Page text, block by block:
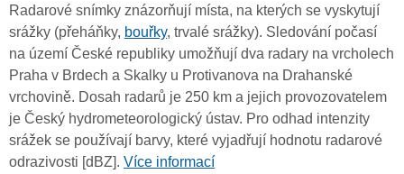
Radarové snímky znázorňují místa, na kterých se vyskytují
srážky (přeháňky, bouřky, trvalé srážky). Sledování počasí
na území České republiky umožňují dva radary na vrcholech
Praha v Brdech a Skalky u Protivanova na Drahanské
vrchovině. Dosah radarů je 250 km a jejich provozovatelem
je Český hydrometeorologický ústav. Pro odhad intenzity
srážek se používají barvy, které vyjadřují hodnotu radarové
odrazivosti [dBZ]. Více informací